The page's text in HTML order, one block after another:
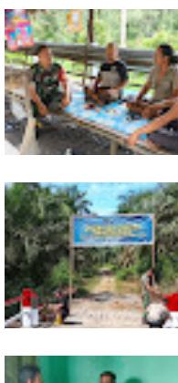
Lewat Komsos di Warung
Kopi, Babinsa Bangun Sinergi
dan Kekompakan Warga